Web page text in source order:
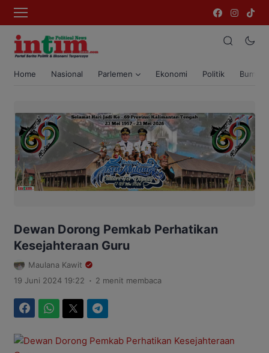
Home Nasional Parlemen Ekonomi Politik Bumi
Dewan Dorong Pemkab Perhatikan
Kesejahteraan Guru
Maulana Kawit
19 Juni 2024 19:22 . 2 menit membaca